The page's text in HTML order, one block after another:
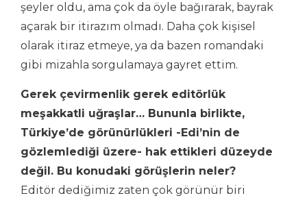
şeyler oldu, ama çok da öyle bağırarak, bayrak
açarak bir itirazım olmadı. Daha çok kişisel
olarak itiraz etmeye, ya da bazen romandaki
gibi mizahla sorgulamaya gayret ettim.
Gerek çevirmenlik gerek editörlük
meşakkatli uğraşlar… Bununla birlikte,
Türkiye’de görünürlükleri -Edi’nin de
gözlemlediği üzere- hak ettikleri düzeyde
değil. Bu konudaki görüşlerin neler?
Editör dediğimiz zaten çok görünür biri